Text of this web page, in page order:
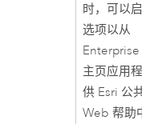
时，可以启用
选项以从
Enterprise
主页应用程序
供 Esri 公共
Web 帮助中